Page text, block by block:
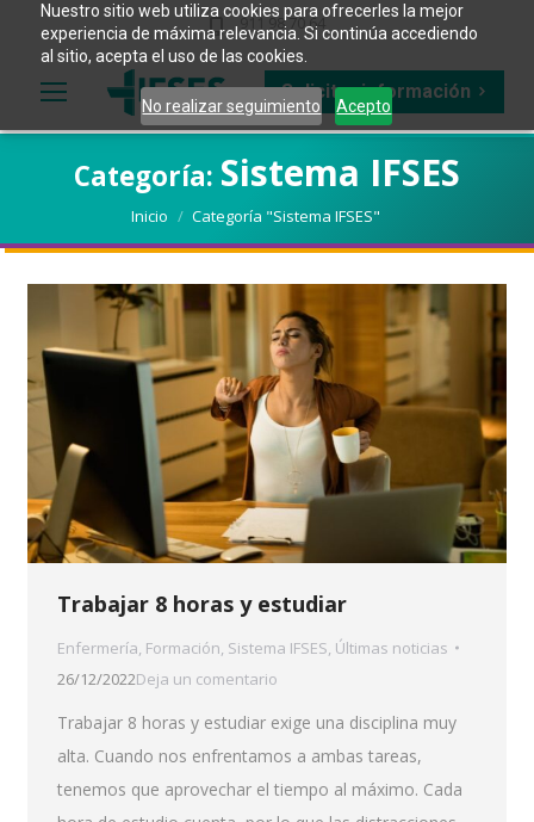
Nuestro sitio web utiliza cookies para ofrecerles la mejor
experiencia de máxima relevancia. Si continúa accediendo
al sitio, acepta el uso de las cookies.
No realizar seguimiento Acepto
911 98 70 64
Solicitar información
Categoría: Sistema IFSES
Estás aquí:
Inicio Categoría "Sistema IFSES"
Trabajar 8 horas y estudiar
Enfermería, Formación, Sistema IFSES, Últimas noticias
26/12/2022Deja un comentario
Trabajar 8 horas y estudiar exige una disciplina muy
alta. Cuando nos enfrentamos a ambas tareas,
tenemos que aprovechar el tiempo al máximo. Cada